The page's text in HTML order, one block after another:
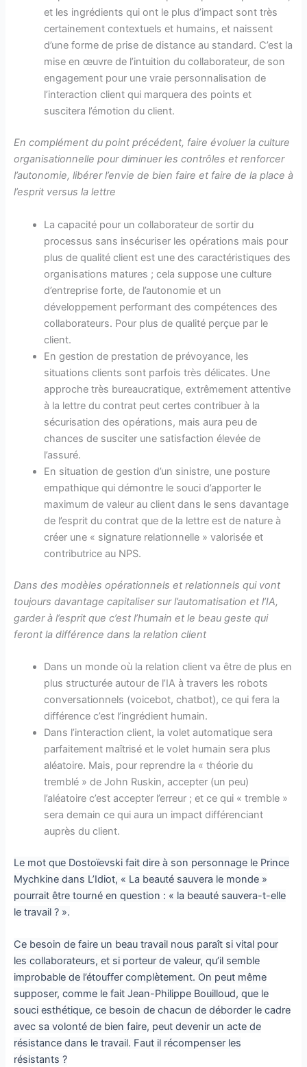
et les ingrédients qui ont le plus d’impact sont très
certainement contextuels et humains, et naissent
d’une forme de prise de distance au standard. C’est la
mise en œuvre de l’intuition du collaborateur, de son
engagement pour une vraie personnalisation de
l’interaction client qui marquera des points et
suscitera l’émotion du client.
En complément du point précédent, faire évoluer la culture
organisationnelle pour diminuer les contrôles et renforcer
l’autonomie, libérer l’envie de bien faire et faire de la place à
l’esprit versus la lettre
La capacité pour un collaborateur de sortir du
processus sans insécuriser les opérations mais pour
plus de qualité client est une des caractéristiques des
organisations matures ; cela suppose une culture
d’entreprise forte, de l’autonomie et un
développement performant des compétences des
collaborateurs. Pour plus de qualité perçue par le
client.
En gestion de prestation de prévoyance, les
situations clients sont parfois très délicates. Une
approche très bureaucratique, extrêmement attentive
à la lettre du contrat peut certes contribuer à la
sécurisation des opérations, mais aura peu de
chances de susciter une satisfaction élevée de
l’assuré.
En situation de gestion d’un sinistre, une posture
empathique qui démontre le souci d’apporter le
maximum de valeur au client dans le sens davantage
de l’esprit du contrat que de la lettre est de nature à
créer une « signature relationnelle » valorisée et
contributrice au NPS.
Dans des modèles opérationnels et relationnels qui vont
toujours davantage capitaliser sur l’automatisation et l’IA,
garder à l’esprit que c’est l’humain et le beau geste qui
feront la différence dans la relation client
Dans un monde où la relation client va être de plus en
plus structurée autour de l’IA à travers les robots
conversationnels (voicebot, chatbot), ce qui fera la
différence c’est l’ingrédient humain.
Dans l’interaction client, la volet automatique sera
parfaitement maîtrisé et le volet humain sera plus
aléatoire. Mais, pour reprendre la « théorie du
tremblé » de John Ruskin, accepter (un peu)
l’aléatoire c’est accepter l’erreur ; et ce qui « tremble »
sera demain ce qui aura un impact différenciant
auprès du client.
Le mot que Dostoïevski fait dire à son personnage le Prince
Mychkine dans L’Idiot, « La beauté sauvera le monde »
pourrait être tourné en question : « la beauté sauvera-t-elle
le travail ? ».
Ce besoin de faire un beau travail nous paraît si vital pour
les collaborateurs, et si porteur de valeur, qu’il semble
improbable de l’étouffer complètement. On peut même
supposer, comme le fait Jean-Philippe Bouilloud, que le
souci esthétique, ce besoin de chacun de déborder le cadre
avec sa volonté de bien faire, peut devenir un acte de
résistance dans le travail. Faut il récompenser les
résistants ?